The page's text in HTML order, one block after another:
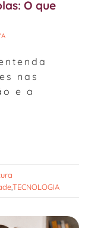
O que
nas
e a
TECNOLOGIA